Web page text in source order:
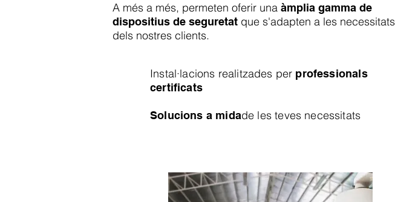
A més a més, permeten oferir una àmplia gamma de
dispositius de seguretat que s'adapten a les necessitats
dels nostres clients.
Instal·lacions realitzades per professionals
certificats
Solucions a midade les teves necessitats